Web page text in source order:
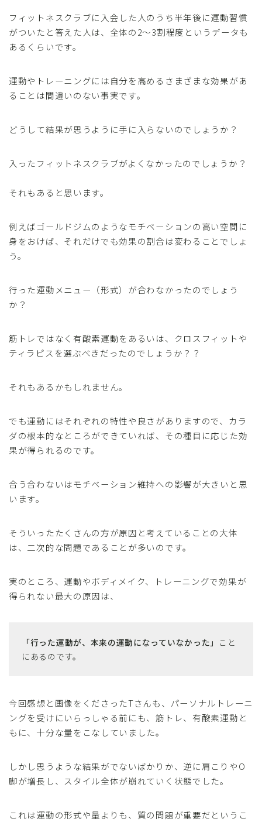
フィットネスクラブに入会した人のうち半年後に運動習慣
がついたと答えた人は、全体の2～3割程度というデータも
あるくらいです。
運動やトレーニングには自分を高めるさまざまな効果があ
ることは間違いのない事実です。
どうして結果が思うように手に入らないのでしょうか？
入ったフィットネスクラブがよくなかったのでしょうか？
それもあると思います。
例えばゴールドジムのようなモチベーションの高い空間に
身をおけば、それだけでも効果の割合は変わることでしょ
う。
行った運動メニュー（形式）が合わなかったのでしょう
か？
筋トレではなく有酸素運動をあるいは、クロスフィットや
ティラピスを選ぶべきだったのでしょうか？？
それもあるかもしれません。
でも運動にはそれぞれの特性や良さがありますので、カラ
ダの根本的なところができていれば、その種目に応じた効
果が得られるのです。
合う合わないはモチベーション維持への影響が大きいと思
います。
そういったたくさんの方が原因と考えていることの大体
は、二次的な問題であることが多いのです。
実のところ、運動やボディメイク、トレーニングで効果が
得られない最大の原因は、
「行った運動が、本来の運動になっていなかった」 こと
にあるのです。
今回感想と画像をくださったTさんも、パーソナルトレーニ
ングを受けにいらっしゃる前にも、筋トレ、有酸素運動と
もに、十分な量をこなしていました。
しかし思うような結果がでないばかりか、逆に肩こりやO
脚が増長し、スタイル全体が崩れていく状態でした。
これは運動の形式や量よりも、質の問題が重要だというこ